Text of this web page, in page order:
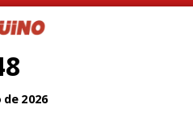
2026